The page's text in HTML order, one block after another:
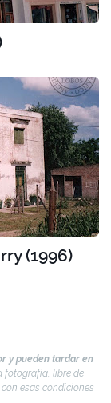
(1996)
y pueden tardar en
fotografía, libre de
esas condiciones